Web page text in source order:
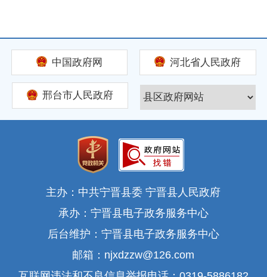
中国政府网 河北省人民政府
邢台市人民政府
主办：中共宁晋县委 宁晋县人民政府
承办：宁晋县电子政务服务中心
后台维护：宁晋县电子政务服务中心
邮箱：njxdzzw@126.com